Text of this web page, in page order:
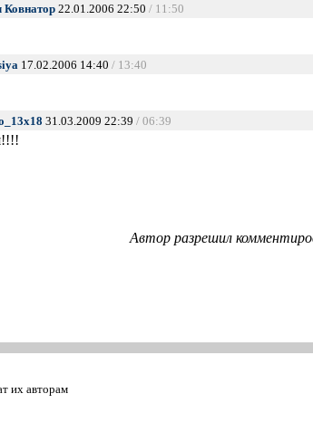
Ковнатор22.01.2006 22:50 / 11:50
17.02.2006 14:40 / 13:40
31.03.2009 22:39 / 06:39
Автор разрешил
их авторам